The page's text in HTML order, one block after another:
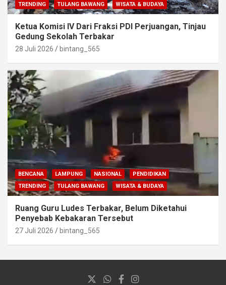
TRENDING
TULANG BAWANG WISATA & BUDAYA
Ketua Komisi IV Dari Fraksi PDI Perjuangan, Tinjau
Gedung Sekolah Terbakar
28 Juli 2026 bintang_565
BENCANA LAMPUNG NASIONAL
PENDIDIKAN
TRENDING
TULANG BAWANG WISATA & BUDAYA
Ruang Guru Ludes Terbakar, Belum Diketahui
Penyebab Kebakaran Tersebut
27 Juli 2026 bintang_565